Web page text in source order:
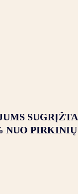
SUGRĮŽTA
NUO PIRKINIŲ